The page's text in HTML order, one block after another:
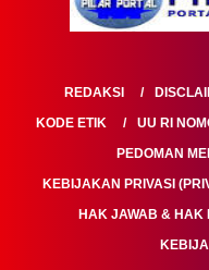
REDAKSI
KODE ETIK
UU RI
PEDOMAN
KEBIJAKAN PRIVASI
HAK JAWAB & HAK